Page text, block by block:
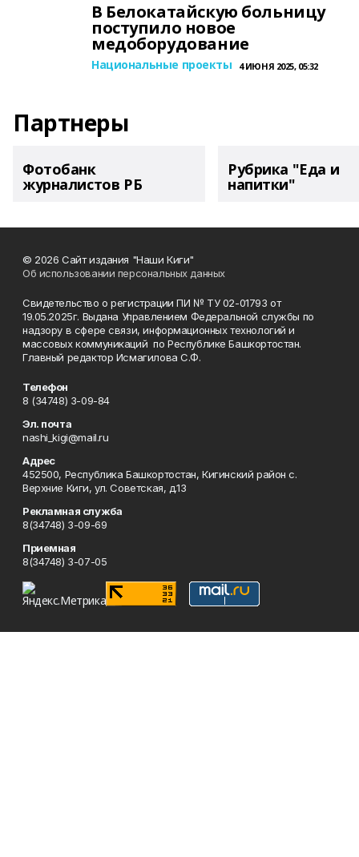
В Белокатайскую больницу
поступило новое
медоборудование
Национальные проекты 4 ИЮНЯ 2025, 05:32
Партнеры
Фотобанк
журналистов РБ
Рубрика "Еда и
напитки"
© 2026 Сайт издания "Наши Киги"
Об использовании персональных данных
Свидетельство о регистрации ПИ № ТУ 02-01793 от
19.05.2025г. Выдана Управлением Федеральной службы по
надзору в сфере связи, информационных технологий и
массовых коммуникаций по Республике Башкортостан.
Главный редактор Исмагилова С.Ф.
Телефон
8 (34748) 3-09-84
Эл. почта
nashi_kigi@mail.ru
Адрес
452500, Республика Башкортостан, Кигинский район с.
Верхние Киги, ул. Советская, д.13
Рекламная служба
8(34748) 3-09-69
Приемная
8(34748) 3-07-05